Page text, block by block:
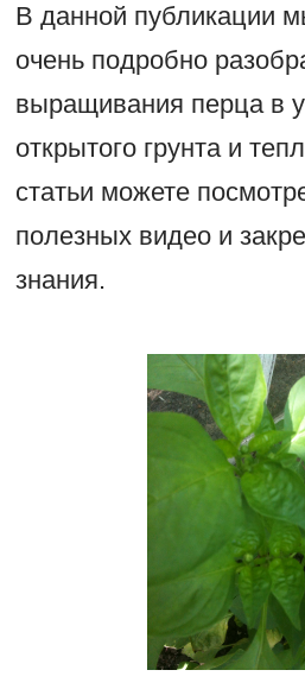
В данной публикации
очень подробно
выращивания перца в
открытого грунта и
статьи можете
полезных видео и
знания.